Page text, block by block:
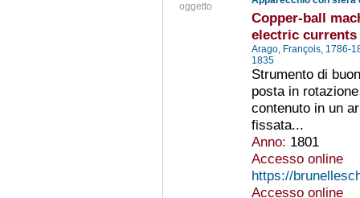
oggetto
Copper-ball
electric currents
Arago, François, 1786-
1835
Strumento di
posta in
contenuto in un
fissata...
Anno: 1801
Accesso online
https://
Accesso online